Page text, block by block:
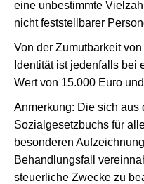
eine unbestimmte
nicht feststellbarer
Von der Zumutbarkeit
Identität ist jedenfalls bei
Wert von 15.000 Euro
Anmerkung: Die sich aus
Sozialgesetzbuchs für
besonderen
Behandlungsfall
steuerliche Zwecke zu